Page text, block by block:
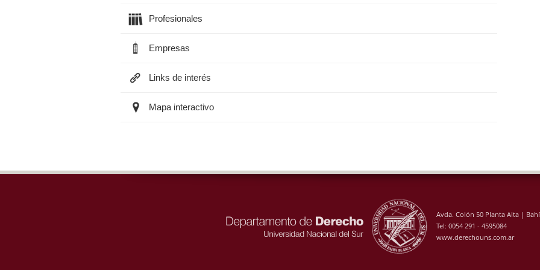
Profesionales
Empresas
Links de interés
Mapa interactivo
Avda. Colón 50 Planta Alta |
Tel: 0054 291 - 4595084
www.derechouns.com.ar